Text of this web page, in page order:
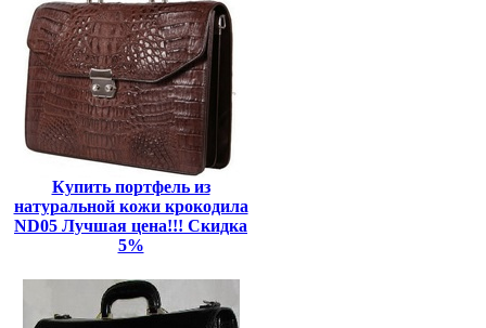
Купить портфель из
натуральной кожи крокодила
ND05 Лучшая цена!!! Скидка
5%